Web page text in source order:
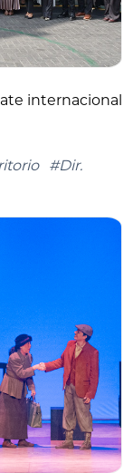
internacional
#Dir.